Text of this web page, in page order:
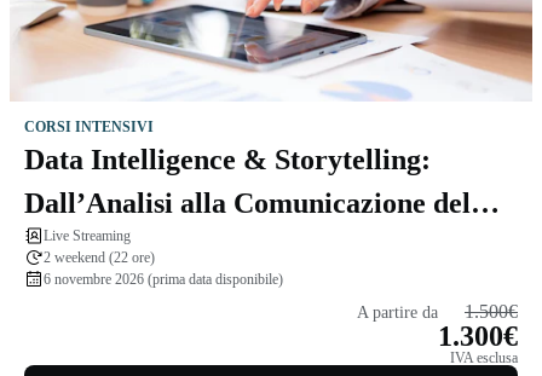
CORSI INTENSIVI
Data Intelligence & Storytelling:
Dall’Analisi alla Comunicazione del
Dato
Live Streaming
2 weekend (22 ore)
6 novembre 2026 (prima data disponibile)
A partire da 1.500€
1.300€
IVA esclusa